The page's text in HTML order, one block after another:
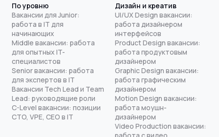
По уровню
Вакансии для Junior:
работа в IT для
начинающих
Middle вакансии: работа
для опытных IT-
специалистов
Senior вакансии: работа
для экспертов в IT
Вакансии Tech Lead и Team
Lead: руководящие роли
C-Level вакансии: позиции
CTO, VPE, CEO в IT
Дизайн и креатив
UI/UX Design вакансии:
работа дизайнером
интерфейсов
Product Design вакансии:
работа продуктовым
дизайнером
Graphic Design вакансии:
работа графическим
дизайнером
Motion Design вакансии:
работа моушн-
дизайнером
Video Production вакансии: